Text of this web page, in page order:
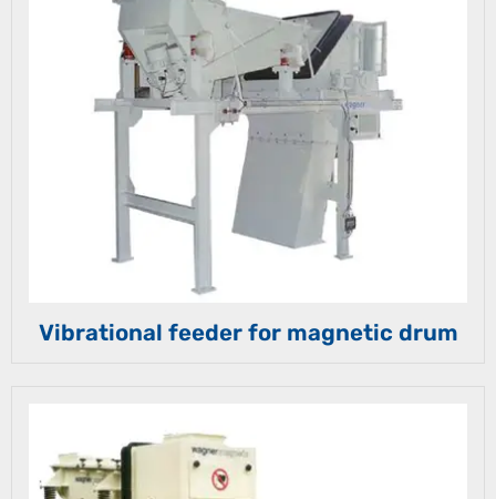
Vibrational feeder for magnetic drum